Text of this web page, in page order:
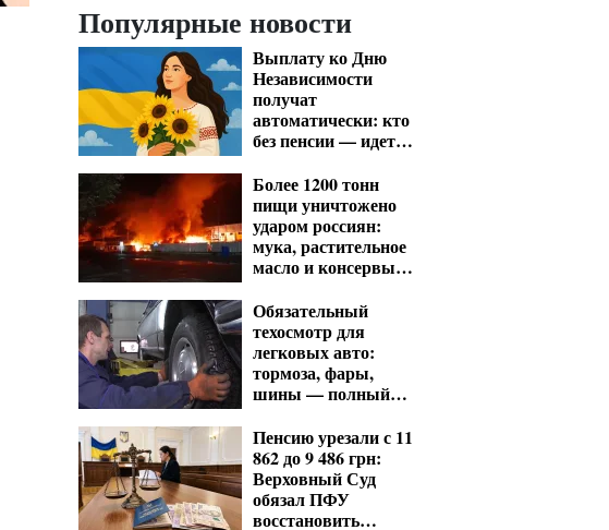
Популярные новости
Выплату ко Дню
Независимости
получат
автоматически: кто
без пенсии — идет в
Более 1200 тонн
пищи уничтожено
ударом россиян:
мука, растительное
масло и консервы
полок
Обязательный
техосмотр для
легковых авто:
тормоза, фары,
шины — полный
Пенсию урезали с 11
862 до 9 486 грн:
Верховный Суд
обязал ПФУ
восстановить